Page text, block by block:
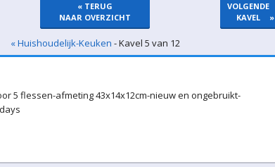
« TERUG
NAAR OVERZICHT
VOLGENDE
KAVEL
»
« Huishoudelijk-Keuken - Kavel 5 van 12
5 flessen-afmeting 43x14x12cm-nieuw en ongebruikt-